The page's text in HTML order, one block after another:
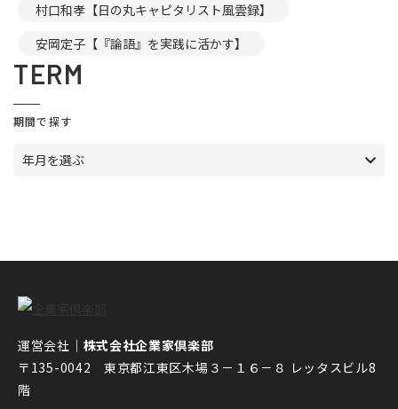
村口和孝【日の丸キャピタリスト風雲録】
安岡定子【『論語』を実践に活かす】
TERM
期間で探す
年月を選ぶ
運営会社｜ 株式会社企業家倶楽部
〒135-0042 東京都江東区木場３－１６－８ レッタスビル8
階